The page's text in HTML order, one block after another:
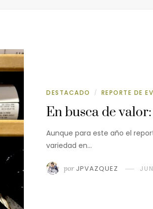
DESTACADO / REPORTE DE
En busca de
Aunque para este año el
variedad en…
por JPVAZQUEZ